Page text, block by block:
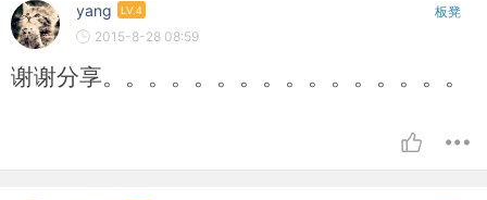
yang LV.4 板凳
2015-8-28 08:59
谢谢分享。。。。。。。。。。。。。。。。